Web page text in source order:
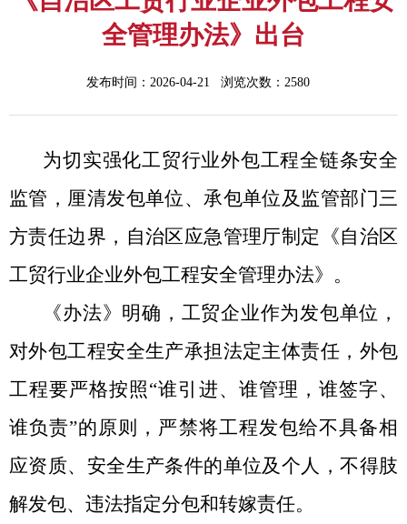
全管理办法》出台
发布时间：2026-04-21 浏览次数： 2580
为切实强化工贸行业外包工程全链条安全
监管，厘清发包单位、承包单位及监管部门三
方责任边界，自治区应急管理厅制定《自治区
工贸行业企业外包工程安全管理办法》 。
《办法》明确，工贸企业作为发包单位，
对外包工程安全生产承担法定主体责任， 外包
工程要严格按照“谁引进、谁管理，谁签字、
谁负责”的原则 ， 严禁将工程发包给不具备相
应资质、安全生产条件的单位及个人 ，不得肢
解发包、违法指定分包和转嫁责任。